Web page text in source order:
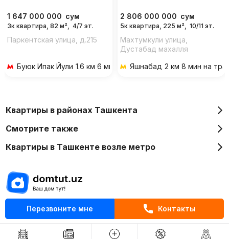
Перезвоните мне Контакты
1 647 000 000 сум
3к квартира, 82 м², 4/7 эт.
Паркентская улица, д.215
Буюк Ипак Йули 1.6 км 6 мин на транспорте
2 806 000 000 сум
5к квартира, 225 м², 10/11 эт.
Махтумкули улица,
Дустабад махалля
Яшнабад 2 км 8 мин на
Квартиры в районах Ташкента
Смотрите также
Квартиры в Ташкенте возле метро
Отдел рекламы
+998 (93) 390-30-10